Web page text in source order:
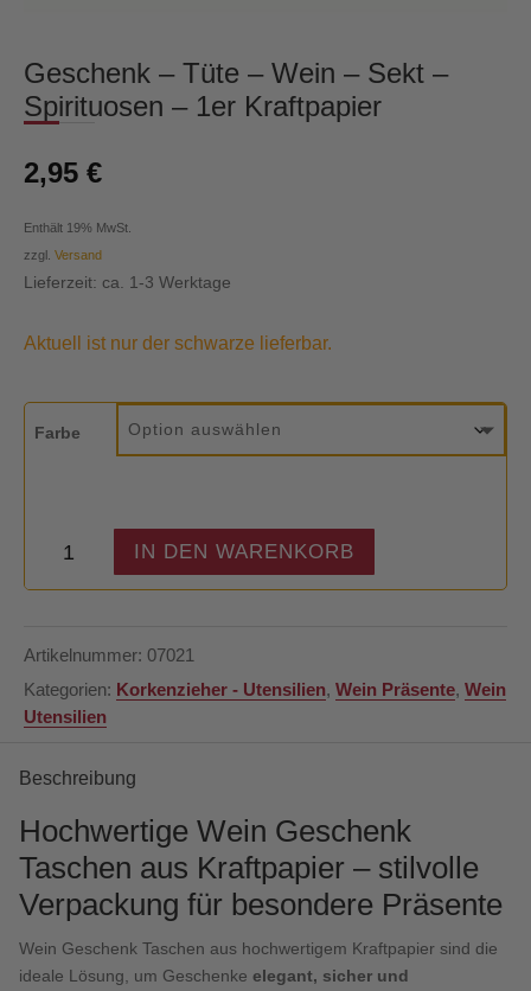
Geschenk – Tüte – Wein – Sekt –
Spirituosen – 1er Kraftpapier
2,95 €
Enthält 19% MwSt.
zzgl. Versand
Lieferzeit: ca. 1-3 Werktage
Aktuell ist nur der schwarze lieferbar.
Farbe
Tüte
-
Sekt
-
-
Kraftpapier
Menge
IN DEN WARENKORB
Artikelnummer: 07021
Kategorien: Korkenzieher - Utensilien, Wein Präsente, Wein
Utensilien
Beschreibung
Hochwertige Wein Geschenk
Taschen aus Kraftpapier – stilvolle
Verpackung für besondere Präsente
Wein Geschenk Taschen aus hochwertigem Kraftpapier sind die
ideale Lösung, um Geschenke elegant, sicher und